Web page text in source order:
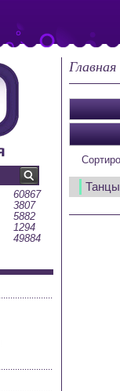
Главная
60867
3807
5882
1294
49884